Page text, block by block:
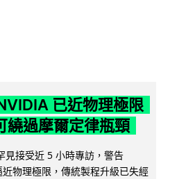
已近物理極限
繞過摩爾定律瓶頸
見接受近 5 小時專訪，警告
物理極限，傳統製程升級已失經